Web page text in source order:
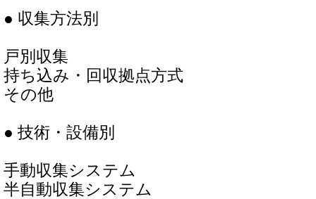
● 収集方法別
戸別収集
持ち込み・回収拠点方式
その他
● 技術・設備別
手動収集システム
半自動収集システム